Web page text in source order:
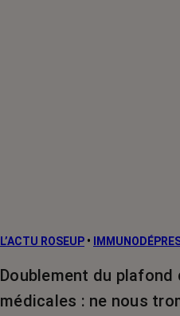
L’ACTU ROSEUP •
Doublement du
médicales : ne nous